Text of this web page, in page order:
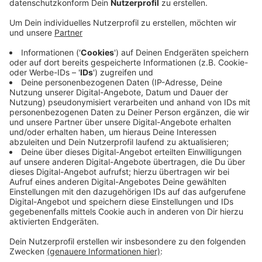
Anzeige
Die 33-Jährige war gegen 21:15 Uhr von Bensberg auf
der Overather Straße Richtung Untereschbach
unterwegs gewesens als sie in einer Kurve von der
nassen Straße abkam, gegen mehrere Bäume prallte
und schließlich fünf Meter tiefer eingeklemmt in ihrem
Auto in einer Böschung liegengeblieben. Zwei Zeugen
hatten nach einem lauten Knall das Auto gesucht und
in der Böschung entdeckt. Mit Kettensägen musste
die Feuerwehr zu dem Auto durchkommen. Nach
dreißig Minuten konnte die eingeklemmte Fahrerin aus
dem Auto gerettet werden.